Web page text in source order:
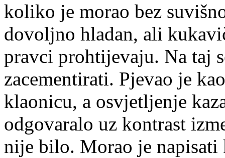
koliko je morao bez
dovoljno hladan, ali
pravci prohtijevaju. Na taj
zacementirati. Pjevao je
klaonicu, a osvjetljenje
odgovaralo uz kontrast
nije bilo. Morao je